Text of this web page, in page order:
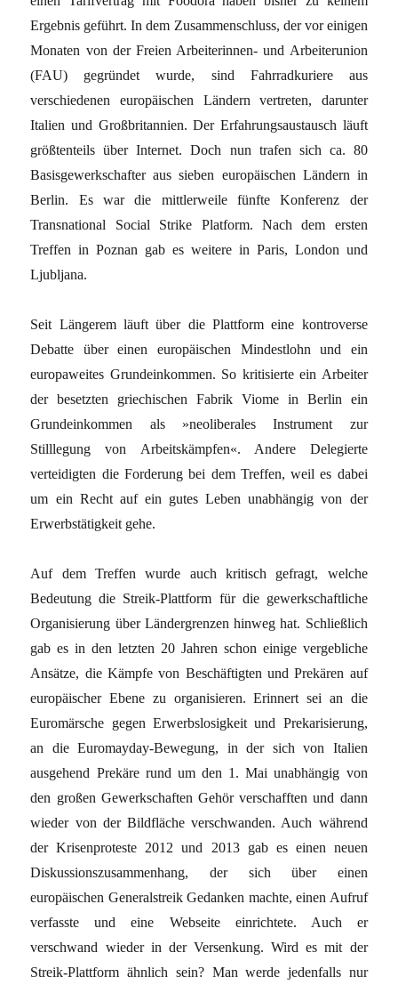
Ergebnis geführt. In dem Zusammenschluss, der vor einigen
Monaten von der Freien Arbeiterinnen- und Arbeiterunion
(FAU) gegründet wurde, sind Fahrradkuriere aus
verschiedenen europäischen Ländern vertreten, darunter
Italien und Großbritannien. Der Erfahrungsaustausch läuft
größtenteils über Internet. Doch nun trafen sich ca. 80
Basisgewerkschafter aus sieben europäischen Ländern in
Berlin. Es war die mittlerweile fünfte Konferenz der
Transnational Social Strike Platform. Nach dem ersten
Treffen in Poznan gab es weitere in Paris, London und
Ljubljana.
Seit Längerem läuft über die Plattform eine kontroverse
Debatte über einen europäischen Mindestlohn und ein
europaweites Grundeinkommen. So kritisierte ein Arbeiter
der besetzten griechischen Fabrik Viome in Berlin ein
Grundeinkommen als »neoliberales Instrument zur
Stilllegung von Arbeitskämpfen«. Andere Delegierte
verteidigten die Forderung bei dem Treffen, weil es dabei
um ein Recht auf ein gutes Leben unabhängig von der
Erwerbstätigkeit gehe.
Auf dem Treffen wurde auch kritisch gefragt, welche
Bedeutung die Streik-Plattform für die gewerkschaftliche
Organisierung über Ländergrenzen hinweg hat. Schließlich
gab es in den letzten 20 Jahren schon einige vergebliche
Ansätze, die Kämpfe von Beschäftigten und Prekären auf
europäischer Ebene zu organisieren. Erinnert sei an die
Euromärsche gegen Erwerbslosigkeit und Prekarisierung,
an die Euromayday-Bewegung, in der sich von Italien
ausgehend Prekäre rund um den 1. Mai unabhängig von
den großen Gewerkschaften Gehör verschafften und dann
wieder von der Bildfläche verschwanden. Auch während
der Krisenproteste 2012 und 2013 gab es einen neuen
Diskussionszusammenhang, der sich über einen
europäischen Generalstreik Gedanken machte, einen Aufruf
verfasste und eine Webseite einrichtete. Auch er
verschwand wieder in der Versenkung. Wird es mit der
Streik-Plattform ähnlich sein? Man werde jedenfalls nur